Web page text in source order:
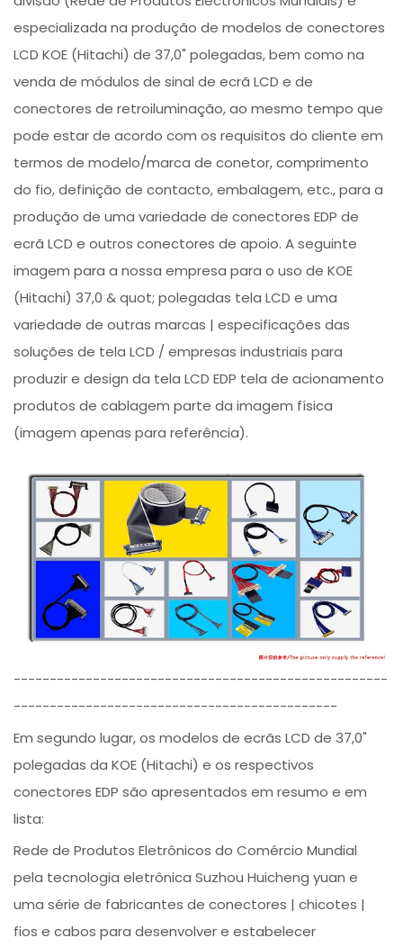
especializada na produção de modelos de conectores
LCD KOE (Hitachi) de 37,0" polegadas, bem como na
venda de módulos de sinal de ecrã LCD e de
conectores de retroiluminação, ao mesmo tempo que
pode estar de acordo com os requisitos do cliente em
termos de modelo/marca de conetor, comprimento
do fio, definição de contacto, embalagem, etc., para a
produção de uma variedade de conectores EDP de
ecrã LCD e outros conectores de apoio. A seguinte
imagem para a nossa empresa para o uso de KOE
(Hitachi) 37,0 & quot; polegadas tela LCD e uma
variedade de outras marcas | especificações das
soluções de tela LCD / empresas industriais para
produzir e design da tela LCD EDP tela de acionamento
produtos de cablagem parte da imagem física
(imagem apenas para referência).
----------------------------------------------------
---------------------------------------------
Em segundo lugar, os modelos de ecrãs LCD de 37,0"
polegadas da KOE (Hitachi) e os respectivos
conectores EDP são apresentados em resumo e em
lista:
Rede de Produtos Eletrônicos do Comércio Mundial
pela tecnologia eletrônica Suzhou Huicheng yuan e
uma série de fabricantes de conectores | chicotes |
fios e cabos para desenvolver e estabelecer